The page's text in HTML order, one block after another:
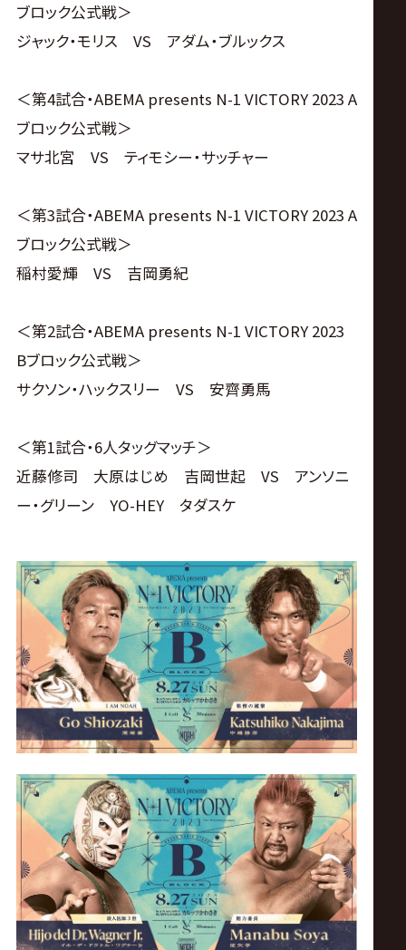
ブロック公式戦＞
ジャック・モリス VS アダム・ブルックス
＜第4試合・ABEMA presents N-1 VICTORY 2023 A
ブロック公式戦＞
マサ北宮 VS ティモシー・サッチャー
＜第3試合・ABEMA presents N-1 VICTORY 2023 A
ブロック公式戦＞
稲村愛輝 VS 吉岡勇紀
＜第2試合・ABEMA presents N-1 VICTORY 2023
Bブロック公式戦＞
サクソン・ハックスリー VS 安齊勇馬
＜第1試合・6人タッグマッチ＞
近藤修司 大原はじめ 吉岡世起 VS アンソニ
ー・グリーン YO-HEY タダスケ